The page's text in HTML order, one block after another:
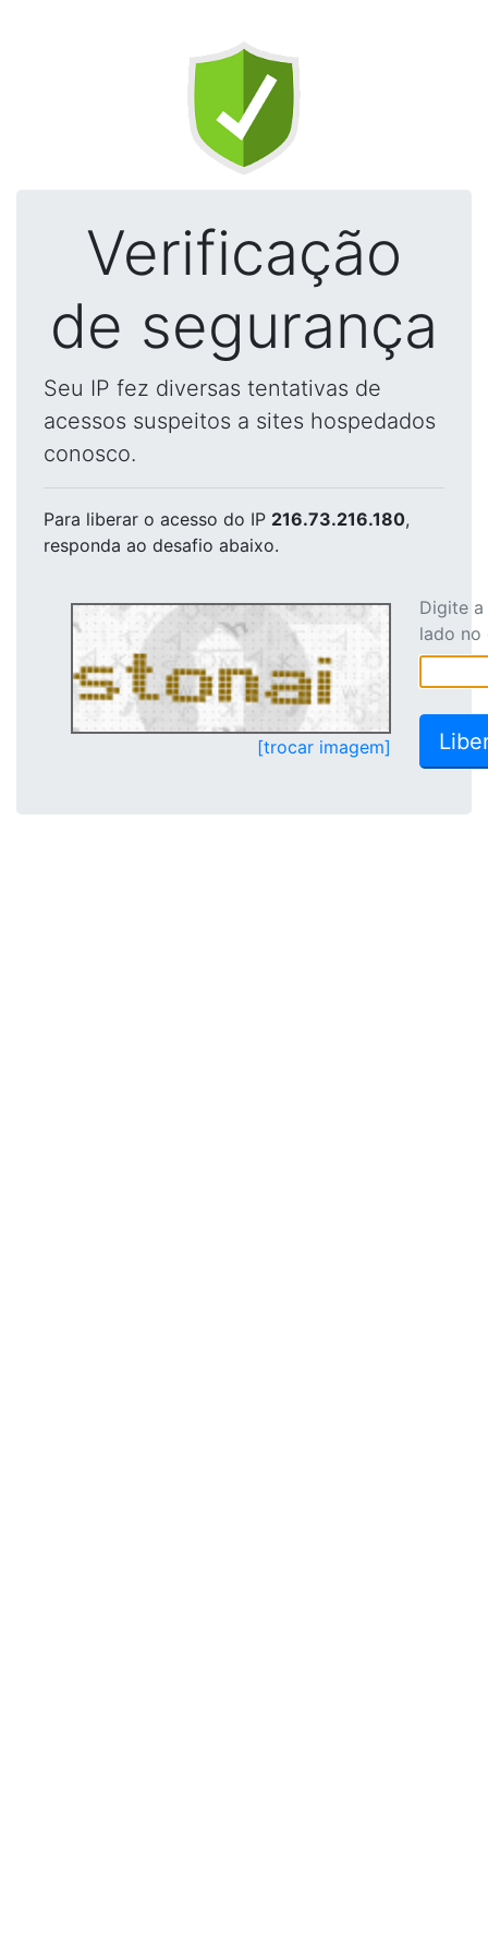
Verificação
de segurança
Seu IP fez diversas tentativas de
acessos suspeitos a sites hospedados
conosco.
Para liberar o acesso do IP 216.73.216.180,
responda ao desafio abaixo.
[trocar imagem]
Digite
lado no